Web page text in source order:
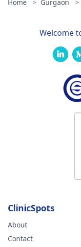
Home > Gurgaon >
Welcome
ClinicSpots
About
Contact